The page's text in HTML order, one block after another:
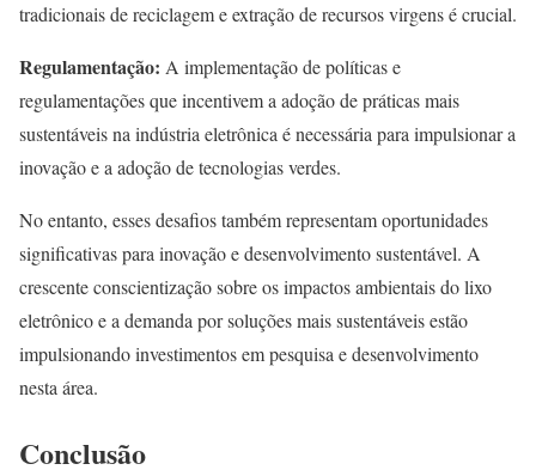
tradicionais de reciclagem e extração de recursos virgens é crucial.
Regulamentação: A implementação de políticas e
regulamentações que incentivem a adoção de práticas mais
sustentáveis na indústria eletrônica é necessária para impulsionar a
inovação e a adoção de tecnologias verdes.
No entanto, esses desafios também representam oportunidades
significativas para inovação e desenvolvimento sustentável. A
crescente conscientização sobre os impactos ambientais do lixo
eletrônico e a demanda por soluções mais sustentáveis estão
impulsionando investimentos em pesquisa e desenvolvimento
nesta área.
Conclusão